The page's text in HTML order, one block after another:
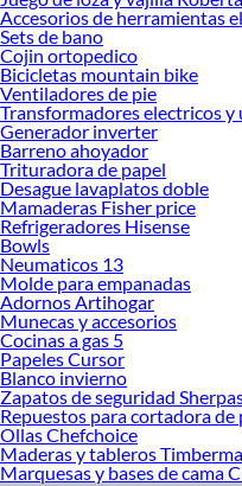
Accesorios de herramientas
Sets de bano
Cojin ortopedico
Bicicletas mountain bike
Ventiladores de pie
Transformadores electricos y
Generador inverter
Barreno ahoyador
Trituradora de papel
Desague lavaplatos doble
Mamaderas Fisher price
Refrigeradores Hisense
Bowls
Neumaticos 13
Molde para empanadas
Adornos Artihogar
Munecas y accesorios
Cocinas a gas 5
Papeles Cursor
Blanco invierno
Zapatos de seguridad
Repuestos para cortadora de
Ollas Chefchoice
Maderas y tableros
Marquesas y bases de cama